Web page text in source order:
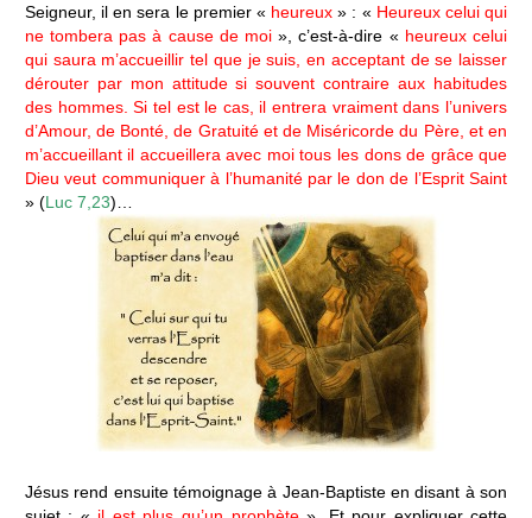
Seigneur, il en sera le premier « heureux » : « Heureux celui qui
ne tombera pas à cause de moi », c’est-à-dire « heureux celui
qui saura m’accueillir tel que je suis, en acceptant de se laisser
dérouter par mon attitude si souvent contraire aux habitudes
des hommes. Si tel est le cas, il entrera vraiment dans l’univers
d’Amour, de Bonté, de Gratuité et de Miséricorde du Père, et en
m’accueillant il accueillera avec moi tous les dons de grâce que
Dieu veut communiquer à l’humanité par le don de l’Esprit Saint
» (Luc 7,23)…
Jésus rend ensuite témoignage à Jean-Baptiste en disant à son